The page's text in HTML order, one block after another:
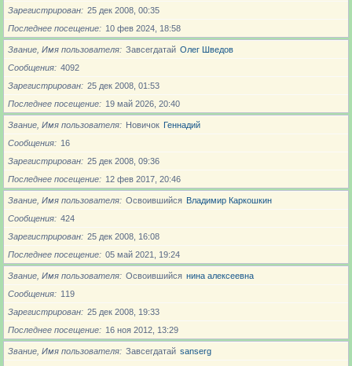
Зарегистрирован
25 дек 2008, 00:35
Последнее посещение
10 фев 2024, 18:58
Звание, Имя пользователя Завсегдатай Олег Шведов
Сообщения
4092
Зарегистрирован
25 дек 2008, 01:53
Последнее посещение
19 май 2026, 20:40
Звание, Имя пользователя Новичoк Геннадий
Сообщения
16
Зарегистрирован
25 дек 2008, 09:36
Последнее посещение
12 фев 2017, 20:46
Звание, Имя пользователя Освоившийся Владимир Каркошкин
Сообщения
424
Зарегистрирован
25 дек 2008, 16:08
Последнее посещение
05 май 2021, 19:24
Звание, Имя пользователя Освоившийся нина алексеевна
Сообщения
119
Зарегистрирован
25 дек 2008, 19:33
Последнее посещение
16 ноя 2012, 13:29
Звание, Имя пользователя Завсегдатай sanserg